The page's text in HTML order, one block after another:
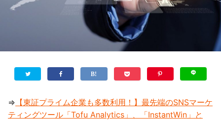
⇒ 【東証プライム企業も多数利用！】最先端のSNSマーケ
ティングツール「Tofu Analytics」、「InstantWin」と